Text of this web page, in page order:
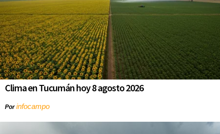
Clima en Tucumán hoy 8 agosto 2026
Porinfocampo